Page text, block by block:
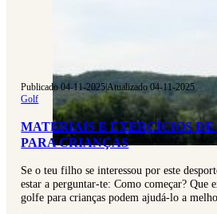
Publicado 04-11-2025|Atualizado 04-11-2025
Golf
MATERIAIS E EXERCÍCIOS DE
PARA CRIANÇAS
Se o teu filho se interessou por este
estar a perguntar-te: Como começar? Que
golfe para crianças podem ajudá-lo a